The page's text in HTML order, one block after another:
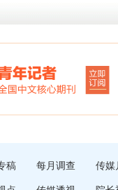
稿 每月调查 传媒